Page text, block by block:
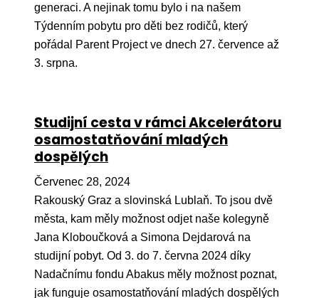
generaci. A nejinak tomu bylo i na našem
Týdenním pobytu pro děti bez rodičů, který
pořádal Parent Project ve dnech 27. července až
3. srpna.
Studijní cesta v rámci Akcelerátoru
osamostatňování mladých
dospělých
Červenec 28, 2024
Rakouský Graz a slovinská Lublaň. To jsou dvě
města, kam měly možnost odjet naše kolegyně
Jana Kloboučková a Simona Dejdarová na
studijní pobyt. Od 3. do 7. června 2024 díky
Nadačnímu fondu Abakus měly možnost poznat,
jak funguje osamostatňování mladých dospělých